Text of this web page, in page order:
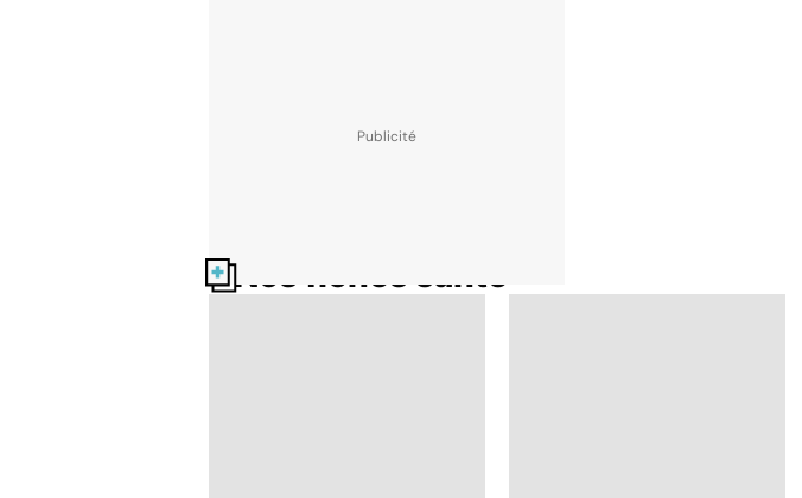
Nos fiches santé